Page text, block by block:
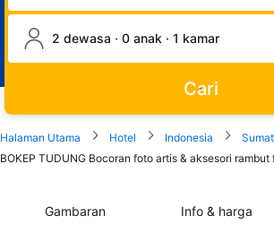
2 dewasa · 0 anak · 1 kamar
Cari
Halaman Utama Hotel Indonesia
BOKEP TUDUNG Bocoran foto artis & aksesori
Gambaran Info & harga